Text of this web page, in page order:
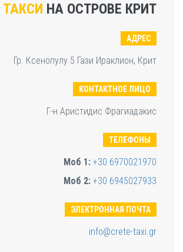
ТАКСИ НА ОСТРОВЕ КРИТ
АДРЕС
Гр. Ксенопулу 5 Гази Ираклион, Крит
КОНТАКТНОЕ ЛИЦО
Г-н Аристидис Фрагиадакис
ТЕЛЕФОНЫ
Моб 1: +30 6970021970
Моб 2: +30 6945027933
ЭЛЕКТРОННАЯ ПОЧТА
info@crete-taxi.gr